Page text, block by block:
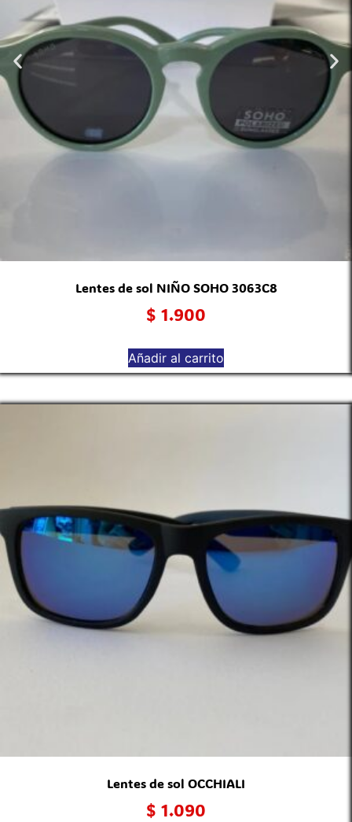
Lentes de sol NIÑO SOHO 3063C8
$ 1.900
Añadir al carrito
Lentes de sol OCCHIALI
$ 1.090